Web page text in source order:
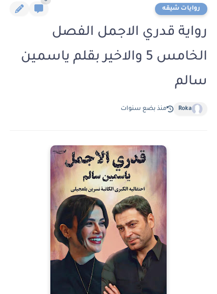
روايات شيقه
رواية قدري الاجمل الفصل
الخامس 5 والاخير بقلم ياسمين
سالم
Roka منذ بضع سنوات